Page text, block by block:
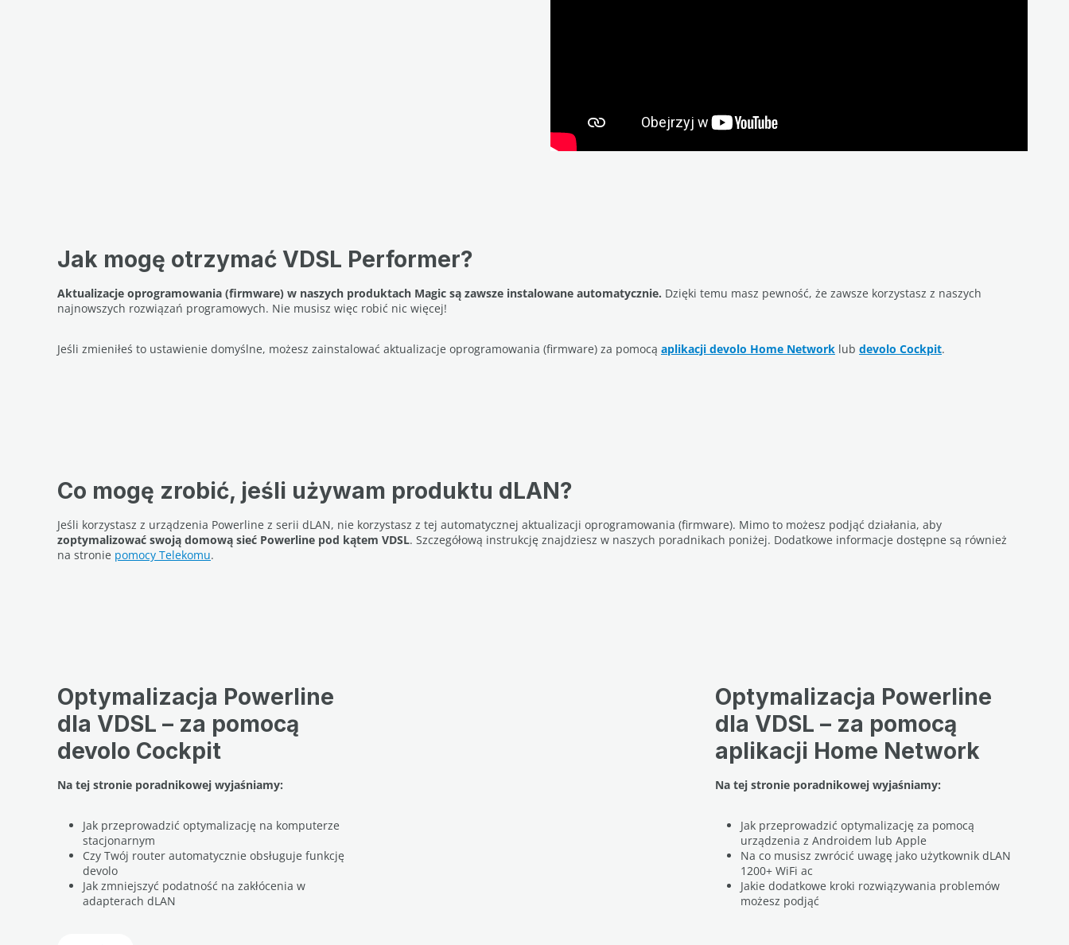
Jak mogę otrzymać VDSL Performer?
Aktualizacje oprogramowania (firmware) w naszych produktach Magic są zawsze instalowane automatycznie. Dzięki temu masz pewność, że zawsze korzystasz z naszych
najnowszych rozwiązań programowych. Nie musisz więc robić nic więcej!
Jeśli zmieniłeś to ustawienie domyślne, możesz zainstalować aktualizacje oprogramowania (firmware) za pomocą aplikacji devolo Home Network lub devolo Cockpit.
Co mogę zrobić, jeśli używam produktu dLAN?
Jeśli korzystasz z urządzenia Powerline z serii dLAN, nie korzystasz z tej automatycznej aktualizacji oprogramowania (firmware). Mimo to możesz podjąć działania, aby
zoptymalizować swoją domową sieć Powerline pod kątem VDSL. Szczegółową instrukcję znajdziesz w naszych poradnikach poniżej. Dodatkowe informacje dostępne są również
na stronie pomocy Telekomu.
Optymalizacja Powerline
dla VDSL – za pomocą
devolo Cockpit
Na tej stronie poradnikowej wyjaśniamy:
Jak przeprowadzić optymalizację na komputerze
stacjonarnym
Czy Twój router automatycznie obsługuje funkcję
devolo
Jak zmniejszyć podatność na zakłócenia w
adapterach dLAN
Optymalizacja Powerline
dla VDSL – za pomocą
aplikacji Home Network
Na tej stronie poradnikowej wyjaśniamy:
Jak przeprowadzić optymalizację za pomocą
urządzenia z Androidem lub Apple
Na co musisz zwrócić uwagę jako użytkownik dLAN
1200+ WiFi ac
Jakie dodatkowe kroki rozwiązywania problemów
możesz podjąć